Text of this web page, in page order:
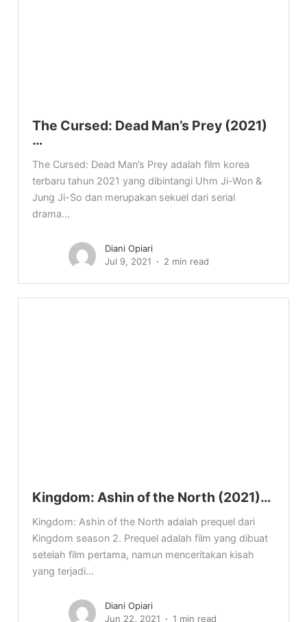
The Cursed: Dead Man’s Prey (2021)
…
The Cursed: Dead Man’s Prey adalah film korea
terbaru tahun 2021 yang dibintangi Uhm Ji-Won &
Jung Ji-So dan merupakan sekuel dari serial
drama...
Diani Opiari
Jul 9, 2021
2 min read
Kingdom: Ashin of the North (2021)…
Kingdom: Ashin of the North adalah prequel dari
Kingdom season 2. Prequel adalah film yang dibuat
setelah film pertama, namun menceritakan kisah
yang terjadi...
Diani Opiari
Jun 22, 2021
1 min read